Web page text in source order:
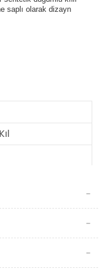
saplı olarak dizayn